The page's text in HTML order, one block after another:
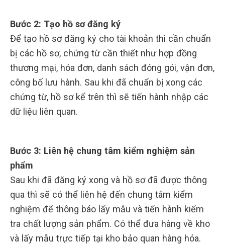
Bước 2: Tạo hồ sơ đăng ký
Để tạo hồ sơ đăng ký cho tài khoản thì cần chuẩn
bị các hồ sơ, chứng từ cần thiết như hợp đồng
thương mại, hóa đơn, danh sách đóng gói, vận đơn,
công bố lưu hành. Sau khi đã chuẩn bị xong các
chứng từ, hồ sơ kể trên thì sẽ tiến hành nhập các
dữ liệu liên quan.
Bước 3: Liên hệ chung tâm kiểm nghiệm sản
phẩm
Sau khi đã đăng ký xong và hồ sơ đã được thông
qua thì sẽ có thể liên hệ đến chung tâm kiểm
nghiệm để thông báo lấy mẫu và tiến hành kiểm
tra chất lượng sản phẩm. Có thể đưa hàng về kho
và lấy mẫu trực tiếp tại kho bảo quan hàng hóa.